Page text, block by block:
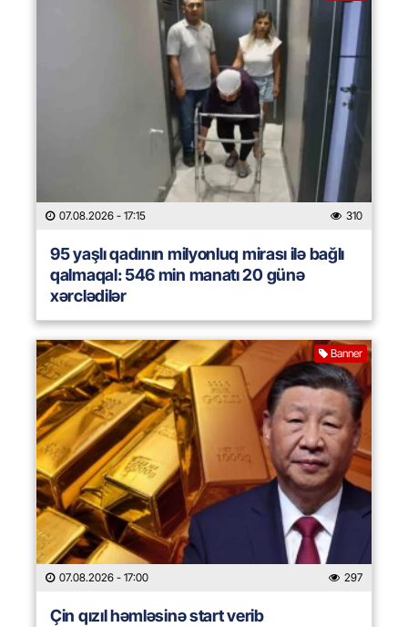
07.08.2026 - 17:15 310
95 yaşlı qadının milyonluq mirası ilə bağlı
qalmaqal: 546 min manatı 20 günə
xərclədilər
Banner
07.08.2026 - 17:00 297
Çin qızıl həmləsinə start verib